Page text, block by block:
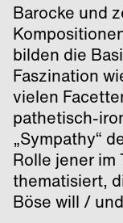
Barocke und
bilden die
Faszination
vielen
pathetisch-
„Sympathy“
Rolle jener
thematisiert,
Böse will /